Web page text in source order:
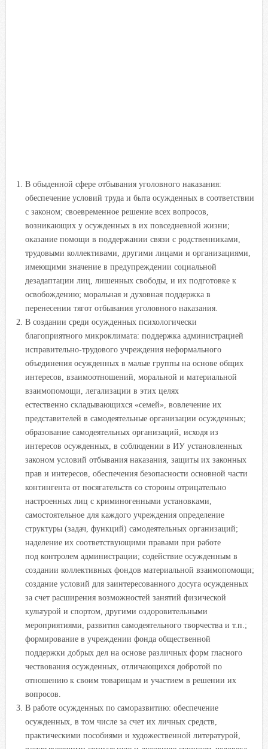
В обыденной сфере отбывания уголовного наказания:
обеспечение условий труда и быта осужденных в соответствии
с законом; своевременное решение всех вопросов,
возникающих у осужденных в их повседневной жизни;
оказание помощи в поддержании связи с родственниками,
трудовыми коллективами, другими лицами и организациями,
имеющими значение в предупреждении социальной
дезадаптации лиц, лишенных свободы, и их подготовке к
освобождению; моральная и духовная поддержка в
перенесении тягот отбывания уголовного наказания.
В создании среди осужденных психологически
благоприятного микроклимата: поддержка администрацией
исправительно-трудового учреждения неформального
объединения осужденных в малые группы на основе общих
интересов, взаимоотношений, моральной и материальной
взаимопомощи, легализации в этих целях
естественно складывающихся «семей», вовлечение их
представителей в самодеятельные организации осужденных;
образование самодеятельных организаций, исходя из
интересов осужденных, в соблюдении в ИУ установленных
законом условий отбывания наказания, защиты их законных
прав и интересов, обеспечения безопасности основной части
контингента от посягательств со стороны отрицательно
настроенных лиц с криминогенными установками,
самостоятельное для каждого учреждения определение
структуры (задач, функций) самодеятельных организаций;
наделение их соответствующими правами при работе
под контролем администрации; содействие осужденным в
создании коллективных фондов материальной взаимопомощи;
создание условий для заинтересованного досуга осужденных
за счет расширения возможностей занятий физической
культурой и спортом, другими оздоровительными
мероприятиями, развития самодеятельного творчества и т.п.;
формирование в учреждении фонда общественной
поддержки добрых дел на основе различных форм гласного
чествования осужденных, отличающихся добротой по
отношению к своим товарищам и участием в решении их
вопросов.
В работе осужденных по саморазвитию: обеспечение
осужденных, в том числе за счет их личных средств,
практическими пособиями и художественной литературой,